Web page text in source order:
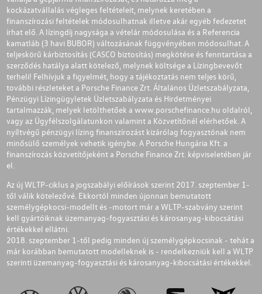
kockázatvállalás végleges feltételeit, melynek keretében a
finanszírozási feltételek módosulhatnak illetve akár egyéb fedezetet
írhat elő. A lízingdíj nagysága a vételár módosulása és a Referencia
kamatláb (3 havi BUBOR) változásának függvényében módosulhat. A
teljeskörű kárbiztosítás (CASCO biztosítás) megkötése és fenntartása a
szerződés hatálya alatt kötelező, melynek költsége a Lízingbevevőt
terheli! Felhívjuk a figyelmét, hogy a tájékoztatás nem teljes körű,
további részleteket a Porsche Finance Zrt. Általános Üzletszabályzata,
Pénzügyi Lízingügyletek Üzletszabályzata és Hirdetményei
tartalmazzák, melyek letölthetőek a www.porschefinance.hu oldalról,
vagy az Ügyfélszolgálatunkon valamint a Közvetítőnél elérhetőek. A
nyíltvégű pénzügyi lízing finanszírozást kizárólag fogyasztónak nem
minősülő személyek vehetik igénybe. A Porsche Hungária Kft. a
finanszírozás közvetítőjeként a Porsche Finance Zrt. képviseletében jár
el.
Az új WLTP-ciklus a jogszabályi előírások szerint 2017. szeptember 1-
től válik kötelezővé. Ekkortól minden újonnan bemutatott
személygépkocsi-modellt és -motort már a WLTP-szabvány szerint
kell gyártóiknak üzemanyag-fogyasztási és károsanyag-kibocsátási
értékekkel ellátni.
2018. szeptember 1-től pedig minden új személygépkocsinak - tehát a
már korábban bemutatott modelleknek is - rendelkezniük kell a WLTP
szerinti üzemanyag-fogyasztási és károsanyag-kibocsátási értékekkel.